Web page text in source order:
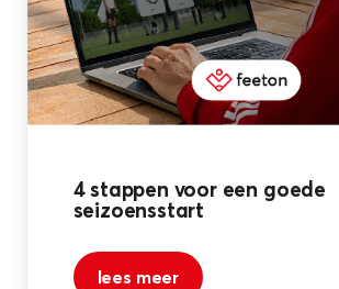
4 stappen voor een goede
seizoensstart
lees meer